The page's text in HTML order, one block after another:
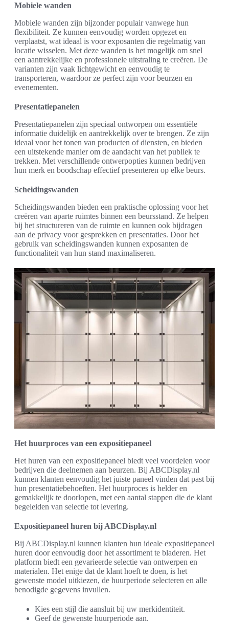
Mobiele wanden
Mobiele wanden zijn bijzonder populair vanwege hun
flexibiliteit. Ze kunnen eenvoudig worden opgezet en
verplaatst, wat ideaal is voor exposanten die regelmatig van
locatie wisselen. Met deze wanden is het mogelijk om snel
een aantrekkelijke en professionele uitstraling te creëren. De
varianten zijn vaak lichtgewicht en eenvoudig te
transporteren, waardoor ze perfect zijn voor beurzen en
evenementen.
Presentatiepanelen
Presentatiepanelen zijn speciaal ontworpen om essentiële
informatie duidelijk en aantrekkelijk over te brengen. Ze zijn
ideaal voor het tonen van producten of diensten, en bieden
een uitstekende manier om de aandacht van het publiek te
trekken. Met verschillende ontwerpopties kunnen bedrijven
hun merk en boodschap effectief presenteren op elke beurs.
Scheidingswanden
Scheidingswanden bieden een praktische oplossing voor het
creëren van aparte ruimtes binnen een beursstand. Ze helpen
bij het structureren van de ruimte en kunnen ook bijdragen
aan de privacy voor gesprekken en presentaties. Door het
gebruik van scheidingswanden kunnen exposanten de
functionaliteit van hun stand maximaliseren.
Het huurproces van een expositiepaneel
Het huren van een expositiepaneel biedt veel voordelen voor
bedrijven die deelnemen aan beurzen. Bij ABCDisplay.nl
kunnen klanten eenvoudig het juiste paneel vinden dat past bij
hun presentatiebehoeften. Het huurproces is helder en
gemakkelijk te doorlopen, met een aantal stappen die de klant
begeleiden van selectie tot levering.
Expositiepaneel huren bij ABCDisplay.nl
Bij ABCDisplay.nl kunnen klanten hun ideale expositiepaneel
huren door eenvoudig door het assortiment te bladeren. Het
platform biedt een gevarieerde selectie van ontwerpen en
materialen. Het enige dat de klant hoeft te doen, is het
gewenste model uitkiezen, de huurperiode selecteren en alle
benodigde gegevens invullen.
Kies een stijl die aansluit bij uw merkidentiteit.
Geef de gewenste huurperiode aan.